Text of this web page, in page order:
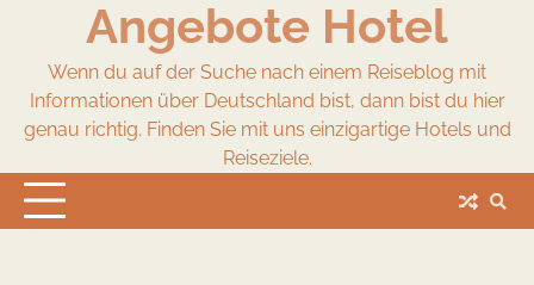
content
Angebote Hotel
Wenn du auf der Suche nach einem Reiseblog mit
Informationen über Deutschland bist, dann bist du hier
genau richtig. Finden Sie mit uns einzigartige Hotels und
Reiseziele.